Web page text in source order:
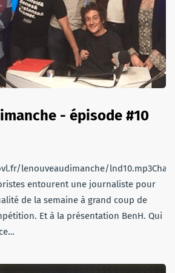
- épisode #10
lenouveaudimanche/
entourent une journaliste pour
de la semaine à grand coup de
Et à la présentation BenH. Qui